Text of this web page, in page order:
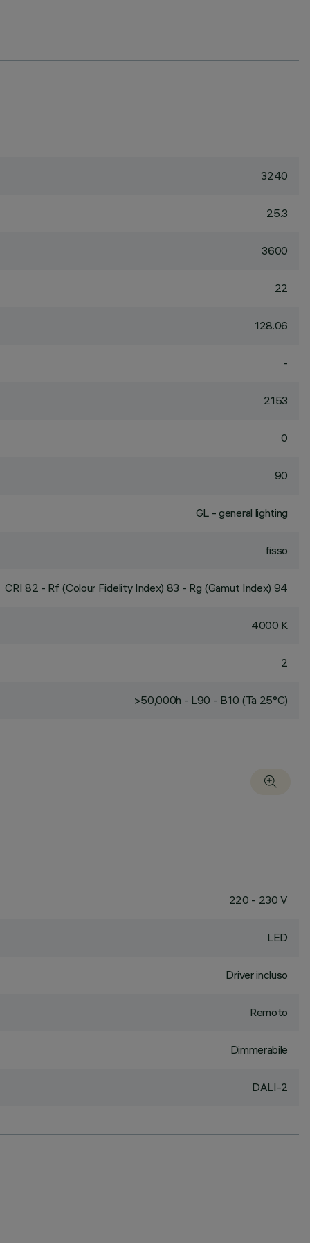
3240
25.3
3600
22
128.06
-
2153
0
90
GL - general lighting
fisso
CRI 82 - Rf (Colour Fidelity Index) 83 - Rg (Gamut Index) 94
4000 K
2
>50,000h - L90 - B10 (Ta 25°C)
220 - 230 V
LED
Driver incluso
Remoto
Dimmerabile
DALI-2